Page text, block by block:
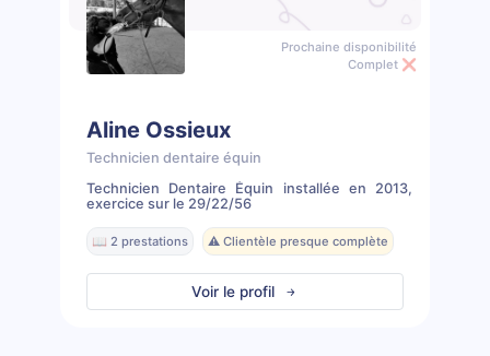
Prochaine disponibilité
Complet ❌
Aline Ossieux
Technicien dentaire équin
Technicien Dentaire Équin installée en 2013,
exercice sur le 29/22/56
📖 2 prestations ⚠️ Clientèle presque complète
Voir le profil